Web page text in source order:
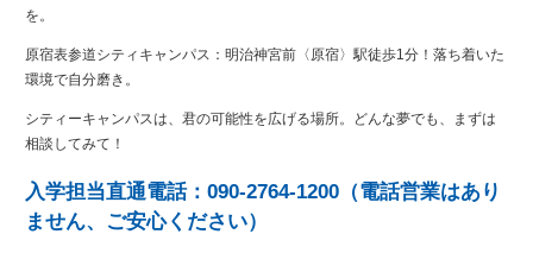
を。
原宿表参道シティキャンパス：明治神宮前〈原宿〉駅徒歩1分！落ち着いた
環境で自分磨き。
シティーキャンパスは、君の可能性を広げる場所。どんな夢でも、まずは
相談してみて！
入学担当直通電話：090-2764-1200（電話営業はあり
ません、ご安心ください）